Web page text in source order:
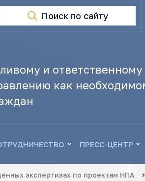
Поиск по сайту
и ответственному
как
ПРЕСС-ЦЕНТР
экспертизах по проектам НПА